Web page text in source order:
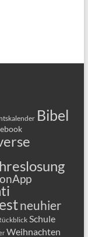
Bibel
neuhier
Schule
Weihnachten